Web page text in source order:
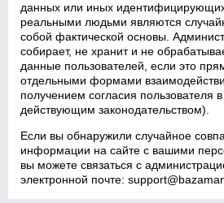
данных или иных
реальными людьми являются
собой фактической основы.
собирает, не хранит и не
данные пользователей, если это
отдельными формами
получением согласия пользователя в
действующим законодательством).
Если вы обнаружили случайное
информации на сайте с вашими
вы можете связаться с
электронной почте: